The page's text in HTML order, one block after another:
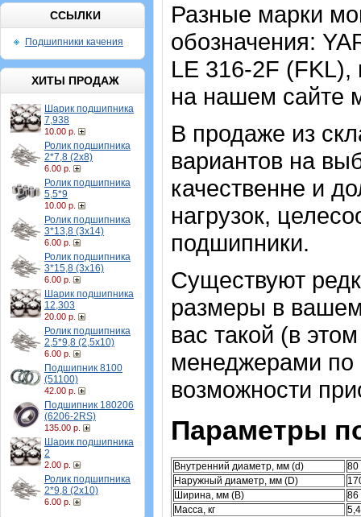
ССЫЛКИ
Подшипники качения
ХИТЫ ПРОДАЖ
Шарик подшипника
7,938
10.00 р.
Ролик подшипника
2*7,8 (2х8)
6.00 р.
Ролик подшипника
5,5*9
10.00 р.
Ролик подшипника
3*13,8 (3х14)
6.00 р.
Ролик подшипника
3*15,8 (3х16)
6.00 р.
Шарик подшипника
12,303
20.00 р.
Ролик подшипника
2,5*9,8 (2,5х10)
6.00 р.
Подшипник 8100
(51100)
42.00 р.
Подшипник 180206
(6206-2RS)
135.00 р.
Шарик подшипника
2
2.00 р.
Ролик подшипника
2*9,8 (2х10)
6.00 р.
Разные марки
обозначения:
LE 316-2F
на нашем сайте
В продаже из
вариантов на
качественне и
нагрузок,
подшипники.
Существуют
размеры в
вас такой (в
менеджерами по
возможности
Параметры
Внутренний диаметр, мм (d)
80
Наружный диаметр, мм (D)
Ширина, мм (B)
86
Масса, кг